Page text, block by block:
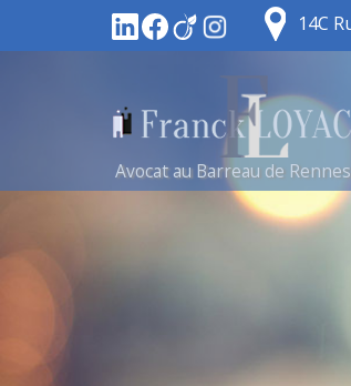
Avocat au Barreau de Rennes
14C